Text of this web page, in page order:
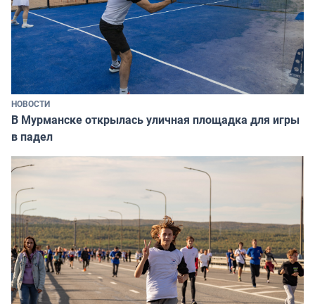
НОВОСТИ
В Мурманске открылась уличная площадка для игры
в падел